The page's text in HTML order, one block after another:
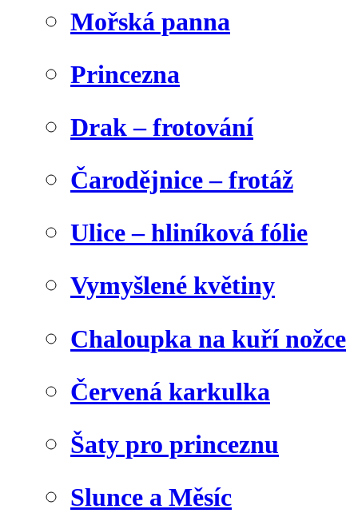
Mořská panna
Princezna
Drak – frotování
Čarodějnice – frotáž
Ulice – hliníková fólie
Vymyšlené květiny
Chaloupka na kuří nožce
Červená karkulka
Šaty pro princeznu
Slunce a Měsíc